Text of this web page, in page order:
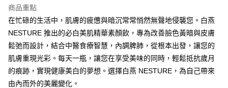
填寫正確，錯誤資料將導致閣下無法成功付款 2. 轉帳完成請把收據
WhatsApp 客服至 +852 59701047，客服確認收款成功後便會立即確認您
的訂單。
送貨方式
順豐速遞｜寄出日起計派送需時1～2個工作天｜建議下載順豐官方
App以查詢物流進度
每筆HK$43.00，滿HK$600.00或以上免運費
付款後客服預約｜門市自取(下單後客服 WhatsApp 傳送預約連結｜
以連結顯示日期及時間為準)
商品重點
在忙碌的生活中，肌膚的疲憊與暗沉常常悄然無聲地侵襲您。白燕
NESTURE 推出的必白美肌精華素顏飲，專為改善臉色黃暗與皮膚
鬆弛而設計，結合中醫食療智慧，內調脾肺，從根本出發，讓您的
肌膚重現光彩。每天一瓶，讓您在享受美味的同時，輕鬆抵抗歲月
的痕跡，實現健康美白的夢想。選擇白燕 NESTURE，為自己帶來
由內而外的美麗變化。